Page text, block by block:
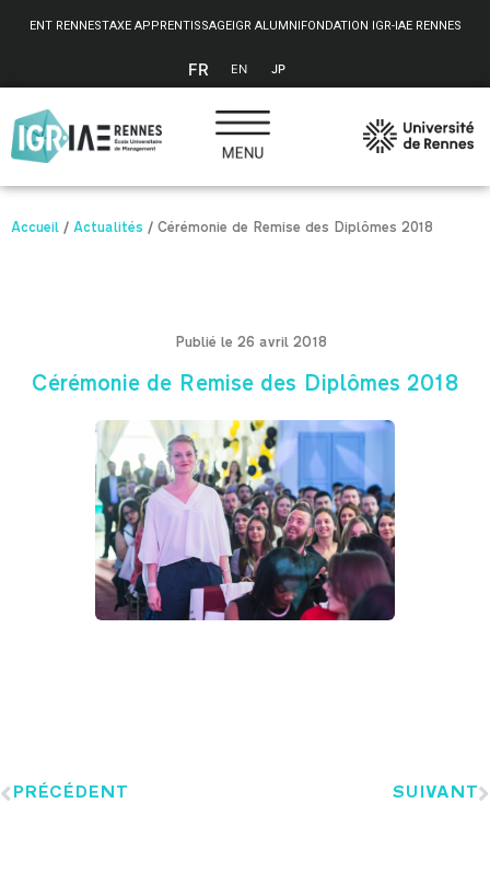
ENT RENNESTAXE APPRENTISSAGEIGR ALUMNIFONDATION IGR-IAE RENNES
FR EN JP
Accueil / Actualités / Cérémonie de Remise des Diplômes 2018
Publié le 26 avril 2018
Cérémonie de Remise des Diplômes 2018
PRÉCÉDENT SUIVANT